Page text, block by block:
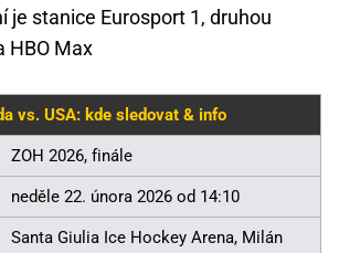
je stanice Eurosport 1, druhou
HBO Max
vs. USA: kde sledovat & info
ZOH 2026, finále
neděle 22. února 2026 od 14:10
Santa Giulia Ice Hockey Arena, Milán